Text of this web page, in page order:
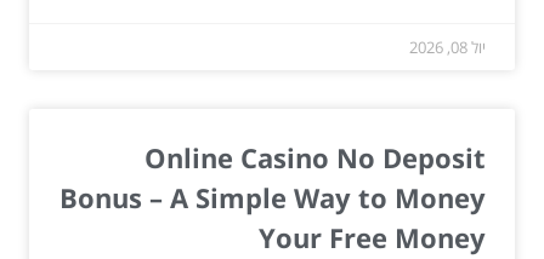
יול 08, 2026
Online Casino No Deposit
Bonus – A Simple Way to Money
Your Free Money